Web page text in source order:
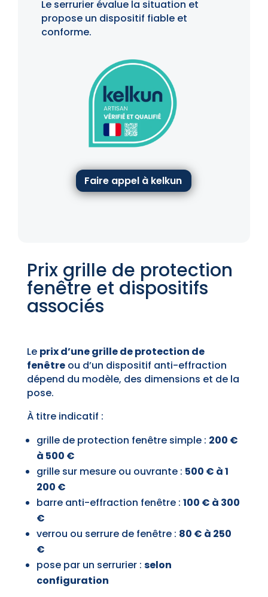
Le serrurier évalue la situation et
propose un dispositif fiable et
conforme.
Faire appel à kelkun
Prix grille de protection
fenêtre et dispositifs
associés
Le prix d’une grille de protection de
fenêtreou d’un dispositif anti-effraction
dépend du modèle, des dimensions et de la
pose.
À titre indicatif :
grille de protection fenêtre simple : 200 €
à 500 €
grille sur mesure ou ouvrante : 500 € à 1
200 €
barre anti-effraction fenêtre : 100 € à 300
€
verrou ou serrure de fenêtre : 80 € à 250
€
pose par un serrurier : selon
configuration